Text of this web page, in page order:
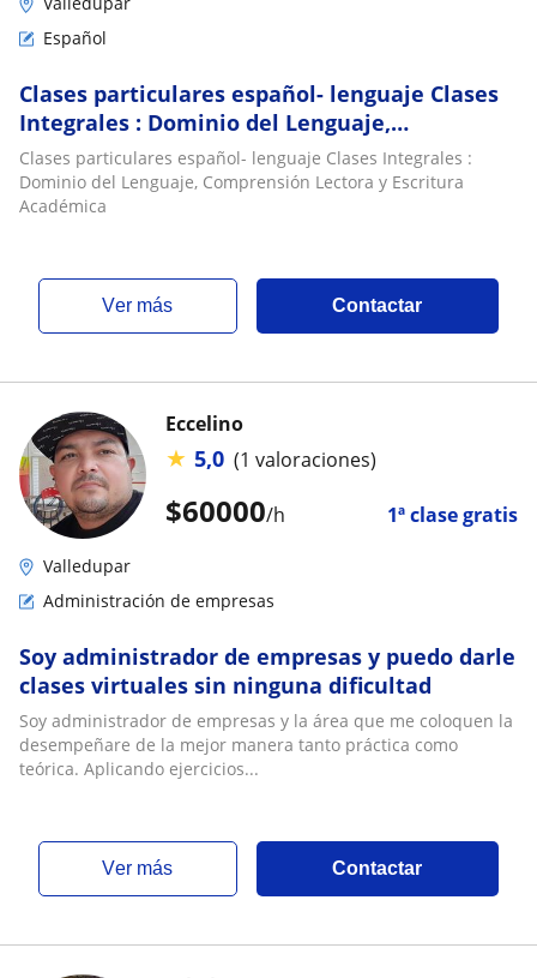
Español
Clases particulares español- lenguaje Clases
Integrales : Dominio del Lenguaje,
Comprensión Lectora y Escritura Académica
Clases particulares español- lenguaje Clases Integrales :
Dominio del Lenguaje, Comprensión Lectora y Escritura
Académica
ver más Contactar
$60000/h 1ª clase gratis
Eccelino
★ 5,0 (1 valoraciones)
Valledupar
Administración de empresas
Soy administrador de empresas y puedo darle
clases virtuales sin ninguna dificultad
Soy administrador de empresas y la área que me coloquen la
desempeñare de la mejor manera tanto práctica como
teórica. Aplicando ejercicios...
ver más Contactar